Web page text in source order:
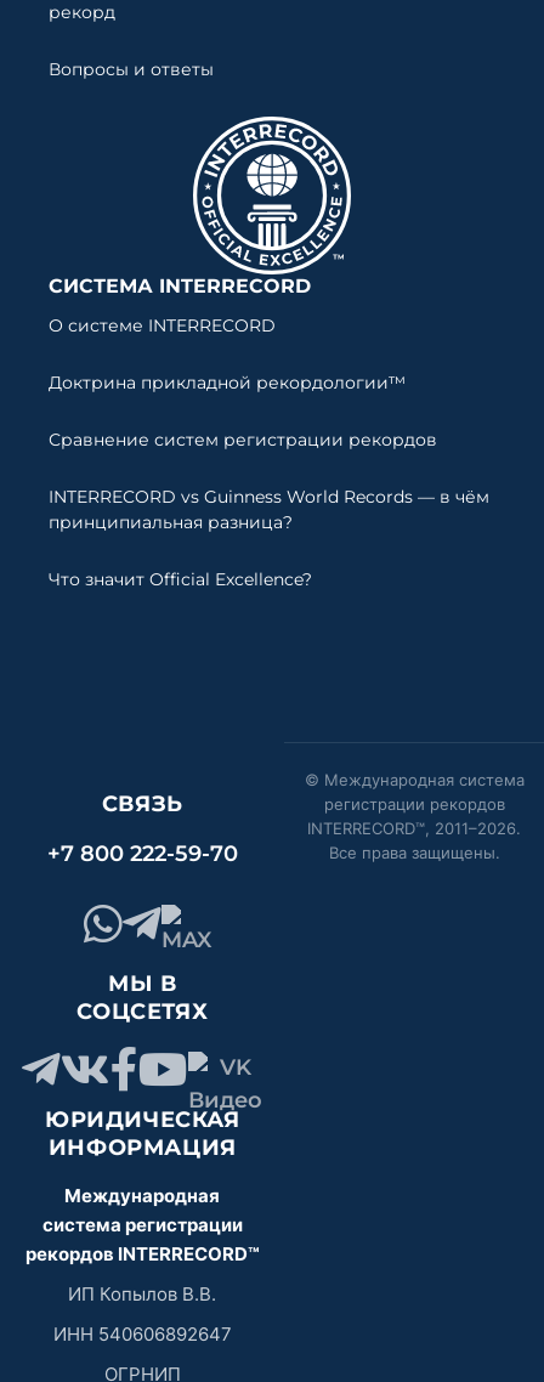
рекорд
Вопросы и ответы
СИСТЕМА INTERRECORD
О системе INTERRECORD
Доктрина прикладной рекордологии™
Сравнение систем регистрации рекордов
INTERRECORD vs Guinness World Records — в чём
принципиальная разница?
Что значит Official Excellence?
СВЯЗЬ
+7 800 222-59-70
МЫ В
СОЦСЕТЯХ
ЮРИДИЧЕСКАЯ
ИНФОРМАЦИЯ
Международная
система регистрации
рекордов INTERRECORD™
ИП Копылов В.В.
ИНН 540606892647
ОГРНИП
© Международная система
регистрации рекордов
INTERRECORD™, 2011–2026.
Все права защищены.